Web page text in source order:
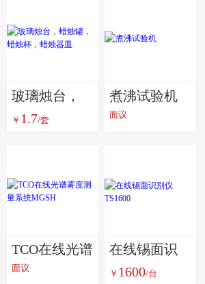
玻璃烛台，
蜡烛罐，蜡
￥ 1.7/套
煮沸试验机
面议
TCO在线光谱
雾度测量系
面议
在线锡面识
别仪 TS1600
￥ 1600/台